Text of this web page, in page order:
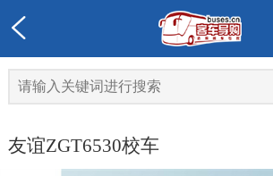
友谊ZGT6530校车